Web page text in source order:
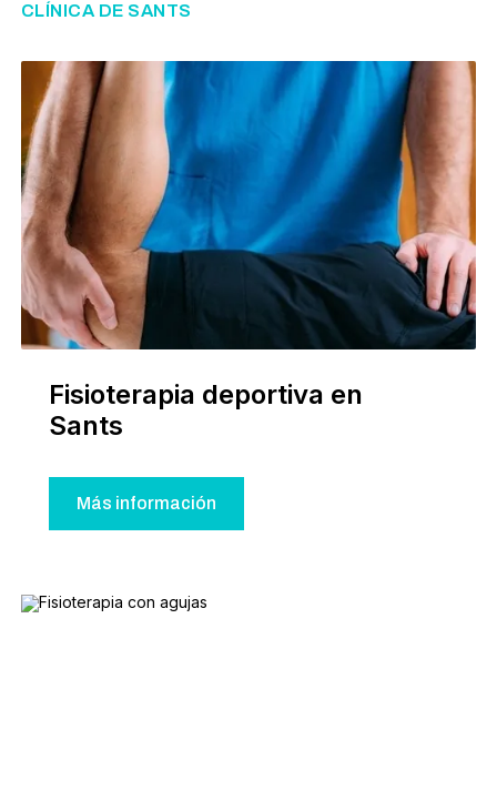
CLÍNICA DE SANTS
Fisioterapia deportiva en
Sants
Más información